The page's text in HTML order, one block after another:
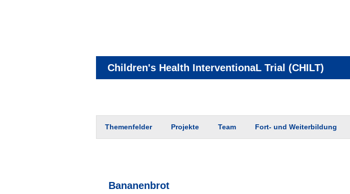
Children's Health InterventionaL Trial (CHILT)
Themenfelder Projekte Team Fort- und Weiterbildung
Bananenbrot